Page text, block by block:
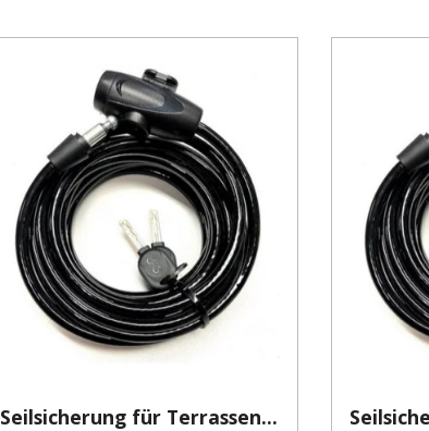
Seilsicherung für Terrassen...